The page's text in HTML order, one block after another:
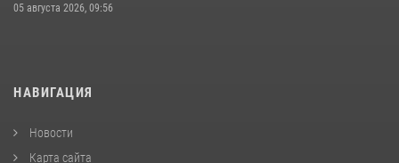
05 августа 2026, 09:56
НАВИГАЦИЯ
Новости
Карта сайта